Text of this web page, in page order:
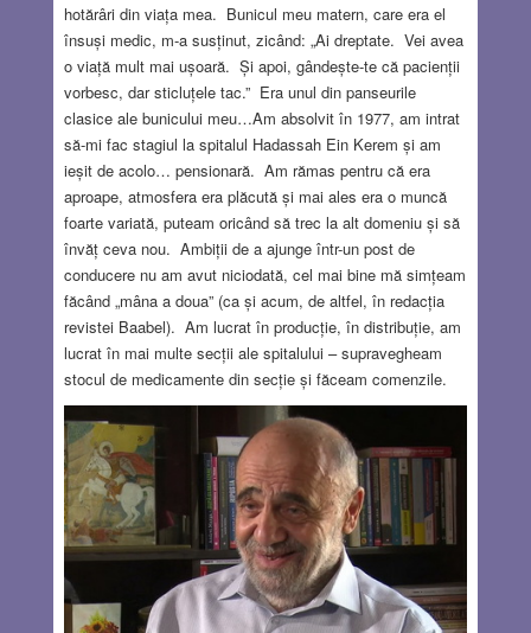
hotărâri din viața mea. Bunicul meu matern, care era el
însuși medic, m-a susținut, zicând: „Ai dreptate. Vei avea
o viață mult mai ușoară. Și apoi, gândește-te că pacienții
vorbesc, dar sticluțele tac.” Era unul din panseurile
clasice ale bunicului meu…Am absolvit în 1977, am intrat
să-mi fac stagiul la spitalul Hadassah Ein Kerem și am
ieșit de acolo… pensionară. Am rămas pentru că era
aproape, atmosfera era plăcută și mai ales era o muncă
foarte variată, puteam oricând să trec la alt domeniu și să
învăț ceva nou. Ambiții de a ajunge într-un post de
conducere nu am avut niciodată, cel mai bine mă simțeam
făcând „mâna a doua” (ca și acum, de altfel, în redacția
revistei Baabel). Am lucrat în producție, în distribuție, am
lucrat în mai multe secții ale spitalului – supravegheam
stocul de medicamente din secție și făceam comenzile.
De fapt această funcție am îndeplinit-o și după
pensionare, benevol, la Terapia Intensivă, până când
corona m-a trimis acasă definitiv. Aș vrea să relatez
câteva întâmplări mai deosebite din cursul carierei
mele.
Read more…
AUG 25, 2022 21 COMMENTS